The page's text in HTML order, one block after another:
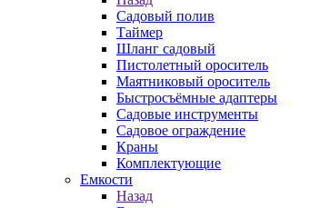
Садовый полив
Таймер
Шланг садовый
Пистолетный ороситель
Маятниковый ороситель
Быстросъёмные адаптеры
Садовые инструменты
Садовое ограждение
Краны
Комплектующие
Емкости
Назад